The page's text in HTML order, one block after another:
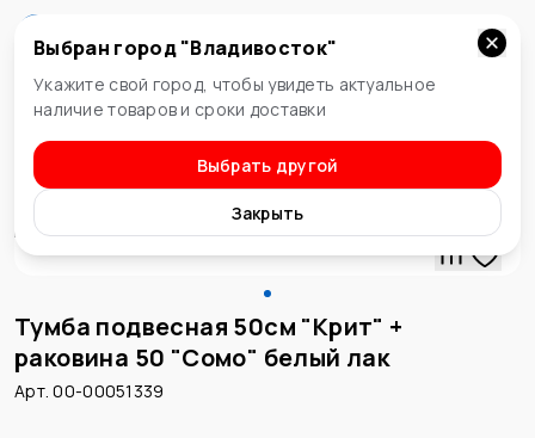
Владивосток
Выбран город "Владивосток"
Укажите свой город, чтобы увидеть актуальное
наличие товаров и сроки доставки
Выбрать другой
Закрыть
Тумбы подвесные для ванных комнат
Тумба подвесная 50см "Крит" +
раковина 50 "Сомо" белый лак
Арт. 00-00051339